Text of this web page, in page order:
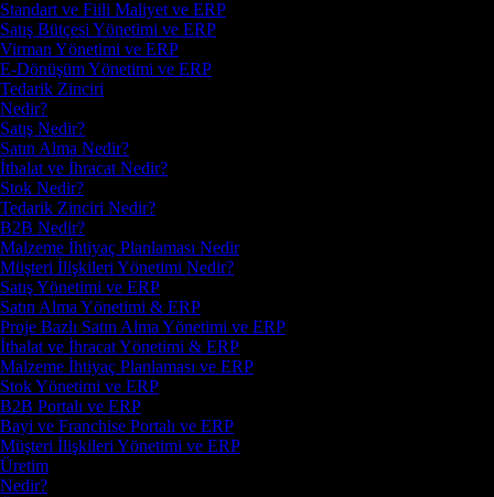
Standart ve Fiili Maliyet ve ERP
Satış Bütçesi Yönetimi ve ERP
Virman Yönetimi ve ERP
E-Dönüşüm Yönetimi ve ERP
Tedarik Zinciri
Nedir?
Satış Nedir?
Satın Alma Nedir?
İthalat ve İhracat Nedir?
Stok Nedir?
Tedarik Zinciri Nedir?
B2B Nedir?
Malzeme İhtiyaç Planlaması Nedir
Müşteri İlişkileri Yönetimi Nedir?
Satış Yönetimi ve ERP
Satın Alma Yönetimi & ERP
Proje Bazlı Satın Alma Yönetimi ve ERP
İthalat ve İhracat Yönetimi & ERP
Malzeme İhtiyaç Planlaması ve ERP
Stok Yönetimi ve ERP
B2B Portalı ve ERP
Bayi ve Franchise Portalı ve ERP
Müşteri İlişkileri Yönetimi ve ERP
Üretim
Nedir?